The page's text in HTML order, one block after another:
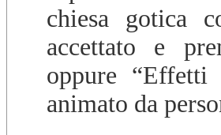
chiesa gotica
accettato e
oppure
animato da